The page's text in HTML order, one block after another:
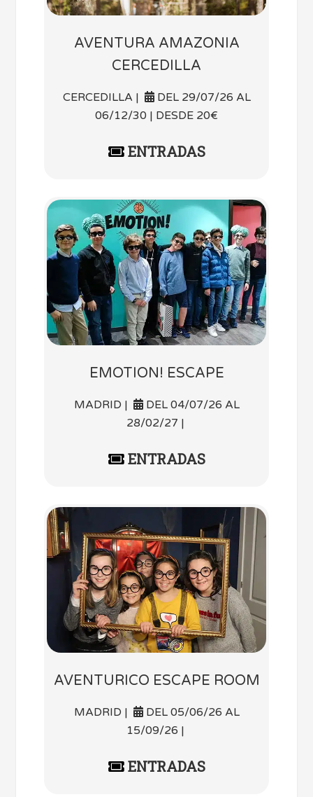
AVENTURA AMAZONIA
CERCEDILLA
CERCEDILLA |
DEL 29/07/26 AL
06/12/30 | DESDE 20€
ENTRADAS
EMOTION! ESCAPE
MADRID |
DEL 04/07/26 AL
28/02/27 |
ENTRADAS
AVENTURICO ESCAPE ROOM
MADRID |
DEL 05/06/26 AL
15/09/26 |
ENTRADAS